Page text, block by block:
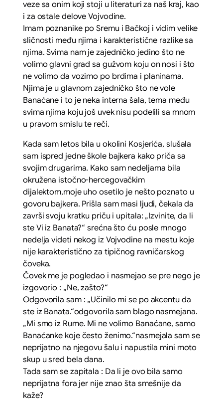
veze sa onim koji stoji u literaturi za naš kraj, kao
i za ostale delove Vojvodine.
Imam poznanike po Sremu i Bačkoj i vidim velike
sličnosti među njima i karakteristične razlike sa
njima. Svima nam je zajedničko jedino što ne
volimo glavni grad sa gužvom koju on nosi i što
ne volimo da vozimo po brdima i planinama.
Njima je u glavnom zajedničko što ne vole
Banaćane i to je neka interna šala, tema među
svima njima koju još uvek nisu podelili sa mnom
u pravom smislu te reči.
Kada sam letos bila u okolini Kosjerića, slušala
sam ispred jedne škole bajkera kako priča sa
svojim drugarima. Kako sam nedeljama bila
okružena istočno-hercegovačkim
dijalektom,moje uho osetilo je nešto poznato u
govoru bajkera. Prišla sam masi ljudi, čekala da
završi svoju kratku priču i upitala: „Izvinite, da li
ste Vi iz Banata?“srećna što ću posle mnogo
nedelja videti nekog iz Vojvodine na mestu koje
nije karakteristično za tipičnog ravničarskog
čoveka.
Čovek me je pogledao i nasmejao se pre nego je
izgovorio : „Ne, zašto?“
Odgovorila sam : „Učinilo mi se po akcentu da
ste iz Banata.“odgovorila sam blago nasmejana.
„Mi smo iz Rume. Mi ne volimo Banaćane, samo
Banaćanke koje često ženimo.“nasmejala sam se
neprijatno na njegovu šalu i napustila mini moto
skup u sred bela dana.
Tada sam se zapitala : Da li je ovo bila samo
neprijatna fora jer nije znao šta smešnije da
kaže?